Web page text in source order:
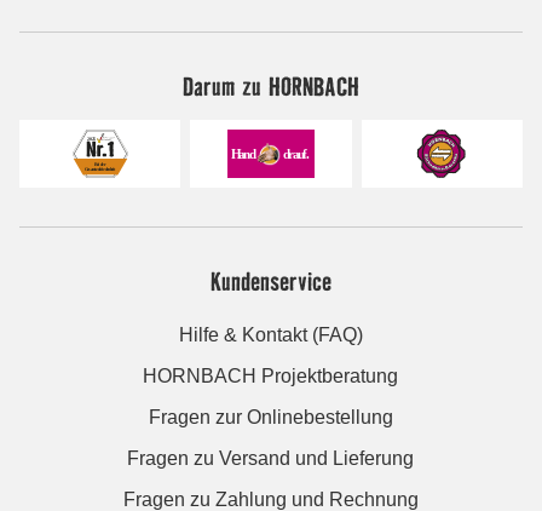
Darum zu HORNBACH
Kundenservice
Hilfe & Kontakt (FAQ)
HORNBACH Projektberatung
Fragen zur Onlinebestellung
Fragen zu Versand und Lieferung
Fragen zu Zahlung und Rechnung